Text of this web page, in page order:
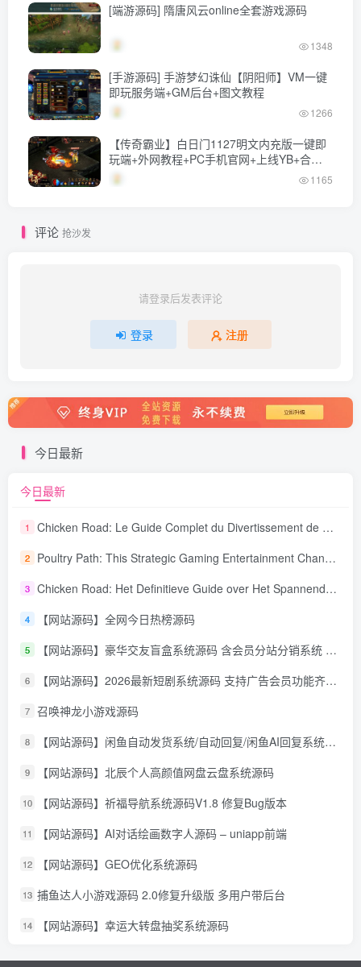
[端游源码] 隋唐风云online全套游戏源码
1348
[手游源码] 手游梦幻诛仙【阴阳师】VM一键
即玩服务端+GM后台+图文教程
1266
【传奇霸业】白日门1127明文内充版一键即
玩端+外网教程+PC手机官网+上线YB+合成
回收
1165
评论 抢沙发
请登录后发表评论
登录 注册
今日最新
今日最新
1 Chicken Road: Le Guide Complet du Divertissement de Maison de Jeu Stratégique
2 Poultry Path: This Strategic Gaming Entertainment Changing Sequence Forecasting
3 Chicken Road: Het Definitieve Guide over Het Spannende Gokspel
4 【网站源码】全网今日热榜源码
5 【网站源码】豪华交友盲盒系统源码 含会员分站分销系统 可易支付
6 【网站源码】2026最新短剧系统源码 支持广告会员功能齐全短剧源码
7 召唤神龙小游戏源码
8 【网站源码】闲鱼自动发货系统/自动回复/闲鱼AI回复系统源码
9 【网站源码】北辰个人高颜值网盘云盘系统源码
10 【网站源码】祈福导航系统源码V1.8 修复Bug版本
11 【网站源码】AI对话绘画数字人源码 – uniapp前端
12 【网站源码】GEO优化系统源码
13 捕鱼达人小游戏源码 2.0修复升级版 多用户带后台
14 【网站源码】幸运大转盘抽奖系统源码